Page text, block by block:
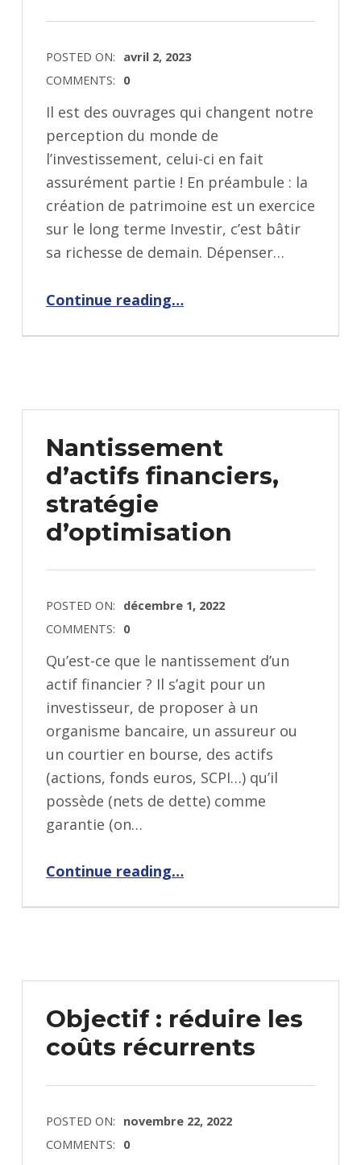
POSTED ON: avril 2, 2023
COMMENTS: 0
Il est des ouvrages qui changent notre
perception du monde de
l’investissement, celui-ci en fait
assurément partie ! En préambule : la
création de patrimoine est un exercice
sur le long terme Investir, c’est bâtir
sa richesse de demain. Dépenser…
Continue reading…
Nantissement
d’actifs financiers,
stratégie
d’optimisation
POSTED ON: décembre 1, 2022
COMMENTS: 0
Qu’est-ce que le nantissement d’un
actif financier ? Il s’agit pour un
investisseur, de proposer à un
organisme bancaire, un assureur ou
un courtier en bourse, des actifs
(actions, fonds euros, SCPI…) qu’il
possède (nets de dette) comme
garantie (on…
Continue reading…
Objectif : réduire les
coûts récurrents
POSTED ON: novembre 22, 2022
COMMENTS: 0